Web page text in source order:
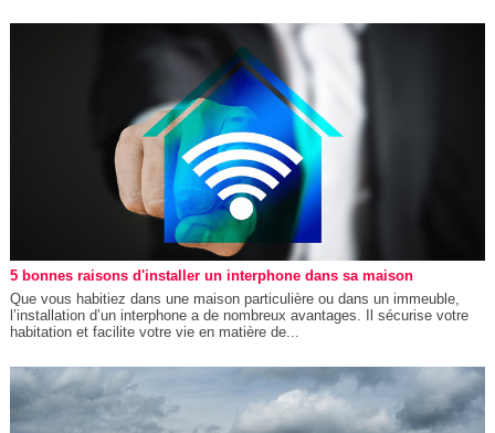
5 bonnes raisons d'installer un interphone dans sa maison
Que vous habitiez dans une maison particulière ou dans un immeuble,
l’installation d’un interphone a de nombreux avantages. Il sécurise votre
habitation et facilite votre vie en matière de...